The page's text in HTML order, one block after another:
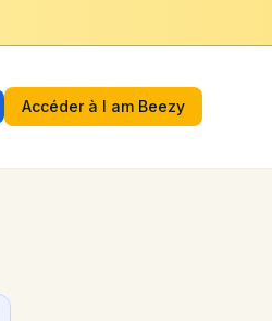
Accéder à I am Beezy